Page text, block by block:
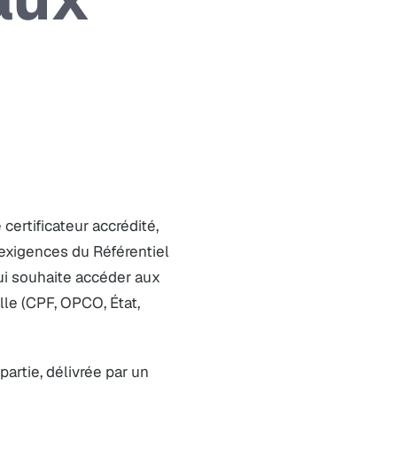
certificateur accrédité,
du Référentiel
souhaite accéder aux
(CPF, OPCO, État,
délivrée par un